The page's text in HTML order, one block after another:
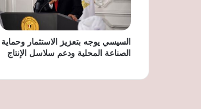
السيسي يوجه بتعزيز الاستثمار وحماية
الصناعة المحلية ودعم سلاسل الإنتاج